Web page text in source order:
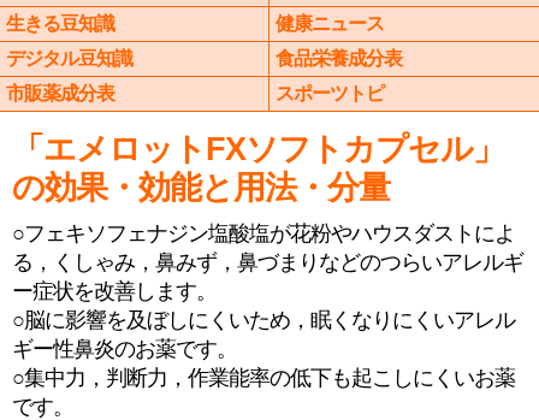
生きる豆知識
健康ニュース
デジタル豆知識
食品栄養成分表
市販薬成分表
スポーツトピ
「エメロットFXソフトカプセル」
の効果・効能と用法・分量
○フェキソフェナジン塩酸塩が花粉やハウスダストによ
る，くしゃみ，鼻みず，鼻づまりなどのつらいアレルギ
ー症状を改善します。
○脳に影響を及ぼしにくいため，眠くなりにくいアレル
ギー性鼻炎のお薬です。
○集中力，判断力，作業能率の低下も起こしにくいお薬
です。